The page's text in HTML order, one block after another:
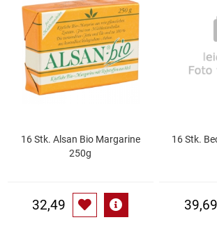
Service
Sirupe
Speck / Rohschinken
Spirituosen
16 Stk. Alsan Bio Margarine
250g
32,49
16 Stk.
39,69